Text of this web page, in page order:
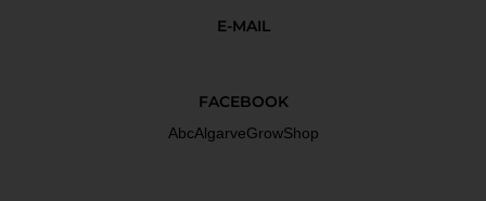
E-MAIL
FACEBOOK
AbcAlgarveGrowShop